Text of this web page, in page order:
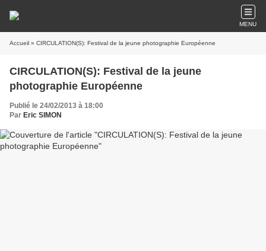
MENU
Accueil » CIRCULATION(S): Festival de la jeune photographie Européenne
CIRCULATION(S): Festival de la jeune
photographie Européenne
Publié le 24/02/2013 à 18:00
Par Eric SIMON